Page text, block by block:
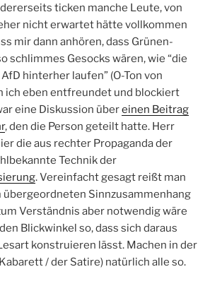
ticken manche Leute, von
nicht erwartet hätte vollkommen
mir dann anhören, dass Grünen-
schlimmes Gesocks wären, wie “die
hinterher laufen” (O-Ton von
ich eben entfreundet und blockiert
eine Diskussion übereinen Beitrag
, den die Person geteilt hatte. Herr
die aus rechter Propaganda der
Technik der
. Vereinfacht gesagt reißt man
übergeordneten Sinnzusammenhang
Verständnis aber notwendig wäre
Blickwinkel so, dass sich daraus
konstruieren lässt. Machen in der
/ der Satire) natürlich alle so.